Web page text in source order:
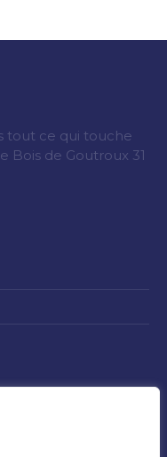
tout ce qui touche
Bois de Goutroux 31